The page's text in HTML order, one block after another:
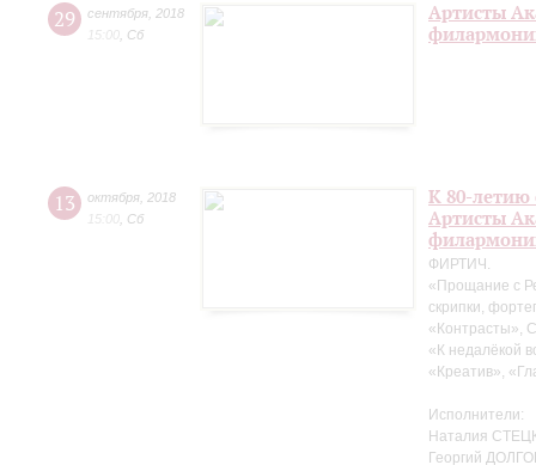
29 сентября 2018
15:00 Сб
Артисты
13 октября 2018
15:00 Сб
К 80-летию
Артисты
ФИРТИЧ.
«Прощание с
скрипки,
«Контрасты»,
«К недалёкой
«Креатив»,
Исполнители:
Наталия
Георгий